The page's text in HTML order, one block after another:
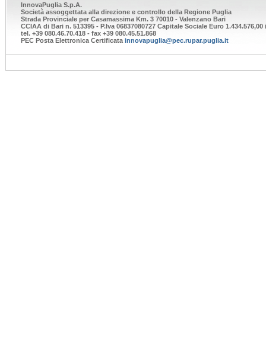
InnovaPuglia S.p.A.
Società assoggettata alla direzione e controllo della Regione Puglia
Strada Provinciale per Casamassima Km. 3 70010 - Valenzano Bari
CCIAA di Bari n. 513395 - P.Iva 06837080727 Capitale Sociale Euro
tel. +39 080.46.70.418 - fax +39 080.45.51.868
PEC Posta Elettronica Certificata innovapuglia@pec.rupar.puglia.it